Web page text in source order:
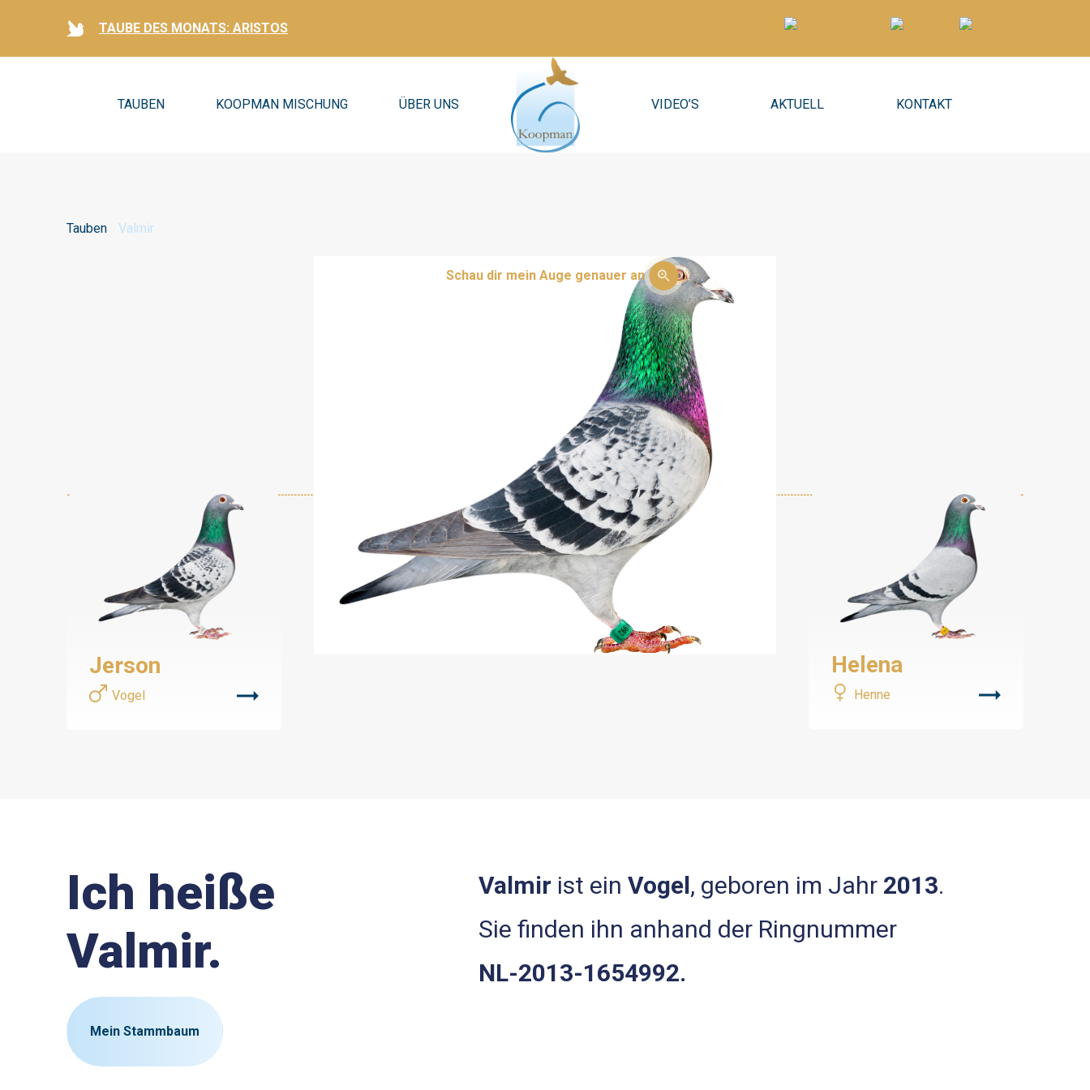
TAUBE DES MONATS: ARISTOS
TAUBEN KOOPMAN MISCHUNG ÜBER UNS VIDEO’S AKTUELL KONTAKT
Tauben Valmir
Schau dir mein Auge genauer an
Jerson
Vogel
Helena
Henne
Ich heiße
Valmir.
Mein Stammbaum
Valmir ist einVogel, geboren im Jahr 2013.
Sie finden ihn anhand der Ringnummer
NL-2013-1654992.